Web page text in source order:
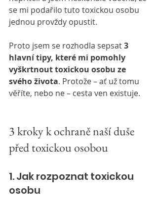
se mi podařilo tuto toxickou osobu
jednou provždy opustit.
Proto jsem se rozhodla sepsat 3
hlavní tipy, které mi pomohly
vyškrtnout toxickou osobu ze
svého života. Protože – ať už tomu
věříte, nebo ne – cesta ven existuje.
3 kroky k ochraně naší duše
před toxickou osobou
1. Jak rozpoznat toxickou
osobu